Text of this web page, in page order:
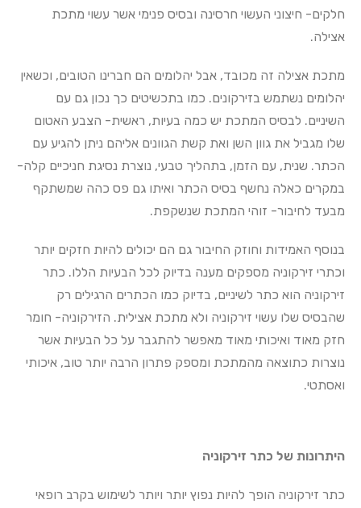
חלקים- חיצוני העשוי חרסינה ובסיס פנימי אשר עשוי מתכת
אצילה.
מתכת אצילה זה מכובד, אבל יהלומים הם חברינו הטובים, וכשאין
יהלומים נשתמש בזירקונים. כמו בתכשיטים כך נכון גם עם
השיניים. לבסיס המתכת יש כמה בעיות, ראשית- הצבע האטום
שלו מגביל את גוון השן ואת קשת הגוונים אליהם ניתן להגיע עם
הכתר. שנית, עם הזמן, בתהליך טבעי, נוצרת נסיגת חניכיים קלה-
במקרים כאלה נחשף בסיס הכתר ואיתו גם פס כהה שמשתקף
מבעד לחיבור- זוהי המתכת שנשקפת.
בנוסף האמידות וחוזק החיבור גם הם יכולים להיות חזקים יותר
וכתרי זירקוניה מספקים מענה בדיוק לכל הבעיות הללו. כתר
זירקוניה הוא כתר לשיניים, בדיוק כמו הכתרים הרגילים רק
שהבסיס שלו עשוי זירקוניה ולא מתכת אצילית. הזירקוניה- חומר
חזק מאוד ואיכותי מאוד מאפשר להתגבר על כל הבעיות אשר
נוצרות כתוצאה מהמתכת ומספק פתרון הרבה יותר טוב, איכותי
ואסתטי.
היתרונות של כתר זירקוניה
כתר זירקוניה הופך להיות נפוץ יותר ויותר לשימוש בקרב רופאי